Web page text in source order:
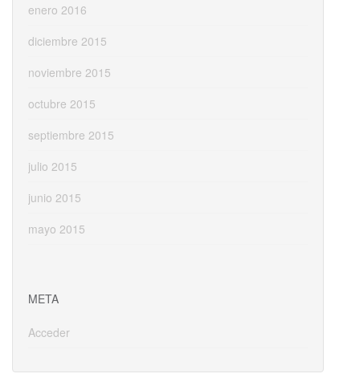
enero 2016
diciembre 2015
noviembre 2015
octubre 2015
septiembre 2015
julio 2015
junio 2015
mayo 2015
META
Acceder